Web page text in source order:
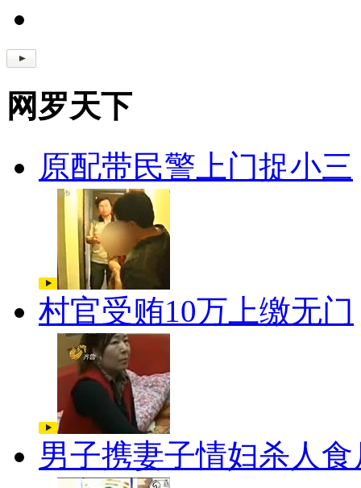
网罗天下
原配带民警上门捉小三
村官受贿10万上缴无门
男子携妻子情妇杀人食